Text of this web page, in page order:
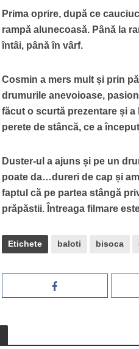
Prima oprire, după ce
rampă alunecoasă. Până la
întâi, până în vârf.
Cosmin a mers mult și prin
drumurile anevoioase,
făcut o scurtă prezentare și
perete de stâncă, ce a
Duster-ul a ajuns și pe un
poate da…dureri de cap și
faptul că pe partea stângă
prăpăstii. Întreaga filmare
Etichete baloti bisoca